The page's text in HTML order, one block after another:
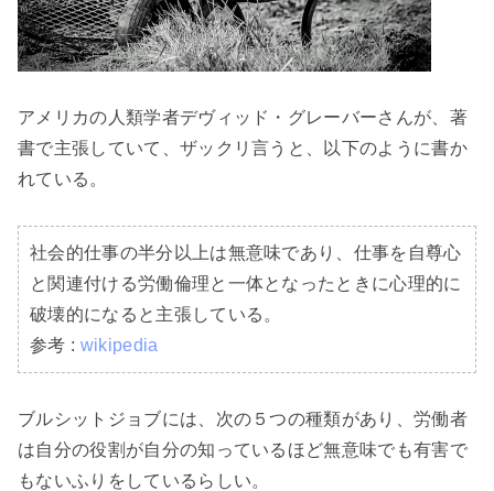
アメリカの人類学者デヴィッド・グレーバーさんが、著
書で主張していて、ザックリ言うと、以下のように書か
れている。
社会的仕事の半分以上は無意味であり、仕事を自尊心
と関連付ける労働倫理と一体となったときに心理的に
破壊的になると主張している。
参考 : wikipedia
ブルシットジョブには、次の５つの種類があり、労働者
は自分の役割が自分の知っているほど無意味でも有害で
もないふりをしているらしい。